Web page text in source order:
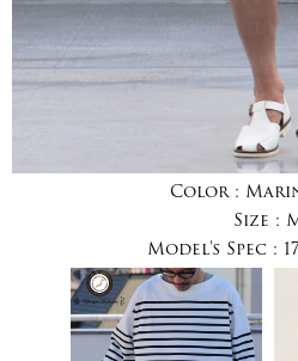
Color :
Size :
Model's Spec :